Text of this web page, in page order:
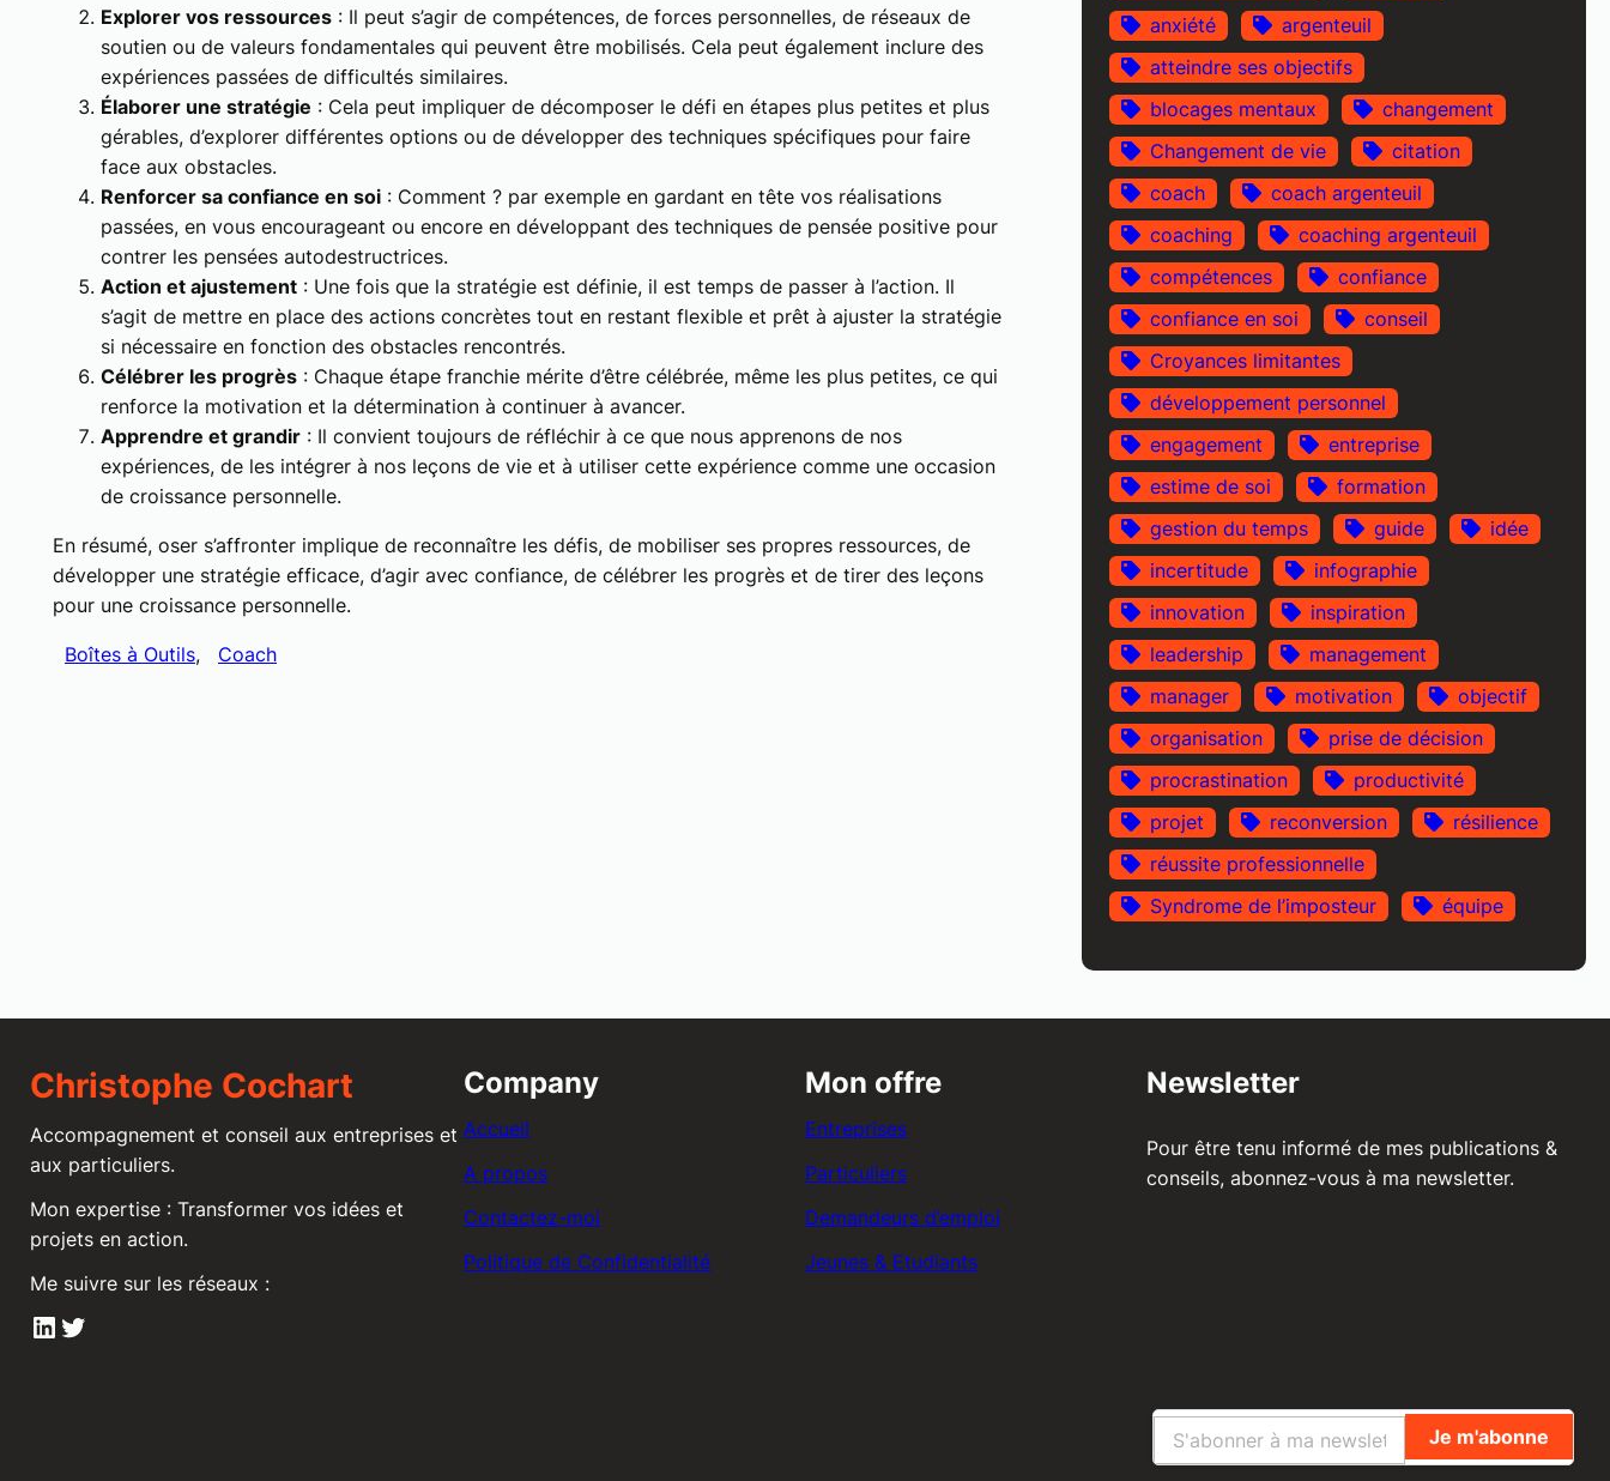
Explorer vos ressources : Il peut s’agir de compétences, de forces personnelles, de réseaux de
soutien ou de valeurs fondamentales qui peuvent être mobilisés. Cela peut également inclure des
expériences passées de difficultés similaires.
Élaborer une stratégie : Cela peut impliquer de décomposer le défi en étapes plus petites et plus
gérables, d’explorer différentes options ou de développer des techniques spécifiques pour faire
face aux obstacles.
Renforcer sa confiance en soi : Comment ? par exemple en gardant en tête vos réalisations
passées, en vous encourageant ou encore en développant des techniques de pensée positive pour
contrer les pensées autodestructrices.
Action et ajustement : Une fois que la stratégie est définie, il est temps de passer à l’action. Il
s’agit de mettre en place des actions concrètes tout en restant flexible et prêt à ajuster la stratégie
si nécessaire en fonction des obstacles rencontrés.
Célébrer les progrès : Chaque étape franchie mérite d’être célébrée, même les plus petites, ce qui
renforce la motivation et la détermination à continuer à avancer.
Apprendre et grandir : Il convient toujours de réfléchir à ce que nous apprenons de nos
expériences, de les intégrer à nos leçons de vie et à utiliser cette expérience comme une occasion
de croissance personnelle.
En résumé, oser s’affronter implique de reconnaître les défis, de mobiliser ses propres ressources, de
développer une stratégie efficace, d’agir avec confiance, de célébrer les progrès et de tirer des leçons
pour une croissance personnelle.
Boîtes à Outils, Coach
anxiété
argenteuil
atteindre ses objectifs
blocages mentaux
changement
Changement de vie
citation
coach
coach argenteuil
coaching
coaching argenteuil
compétences
confiance
confiance en soi
conseil
Croyances limitantes
développement personnel
engagement
entreprise
estime de soi
formation
gestion du temps
guide
idée
incertitude
infographie
innovation
inspiration
leadership
management
manager
motivation
objectif
organisation
prise de décision
procrastination
productivité
projet
reconversion
résilience
réussite professionnelle
Syndrome de l’imposteur
équipe
Christophe Cochart
Accompagnement et conseil aux entreprises et
aux particuliers.
Mon expertise : Transformer vos idées et
projets en action.
Me suivre sur les réseaux :
LinkedIn Twitter
Company
Accueil
A propos
Contactez-moi
Politique de Confidentialité
Mon offre
Entreprises
Particuliers
Demandeurs d’emploi
Jeunes & Etudiants
Newsletter
Pour être tenu informé de mes publications &
conseils, abonnez-vous à ma newsletter.